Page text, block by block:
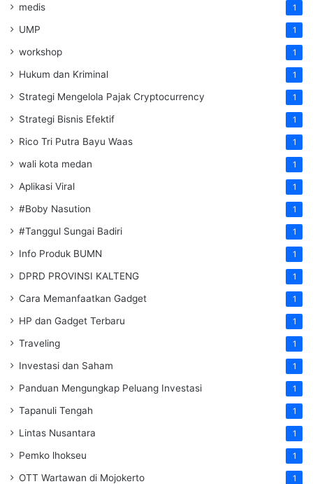
medis 1
UMP 1
workshop 1
Hukum dan Kriminal 1
Strategi Mengelola Pajak Cryptocurrency 1
Strategi Bisnis Efektif 1
Rico Tri Putra Bayu Waas 1
wali kota medan 1
Aplikasi Viral 1
#Boby Nasution 1
#Tanggul Sungai Badiri 1
Info Produk BUMN 1
DPRD PROVINSI KALTENG 1
Cara Memanfaatkan Gadget 1
HP dan Gadget Terbaru 1
Traveling 1
Investasi dan Saham 1
Panduan Mengungkap Peluang Investasi 1
Tapanuli Tengah 1
Lintas Nusantara 1
Pemko lhokseu 1
OTT Wartawan di Mojokerto 1